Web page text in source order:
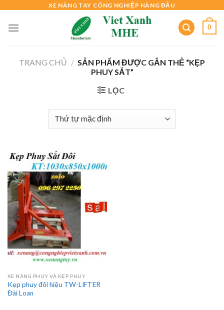
content
XE NÂNG TAY CÔNG NGHIỆP HÀNG ĐẦU
0
TRANG CHỦ / SẢN PHẨM ĐƯỢC GẮN THẺ “KẸP
PHUY SẮT”
LỌC
XE NÂNG PHUY VÀ KẸP PHUY
Kẹp phuy đôi hiệu TW-LIFTER
Đài Loan